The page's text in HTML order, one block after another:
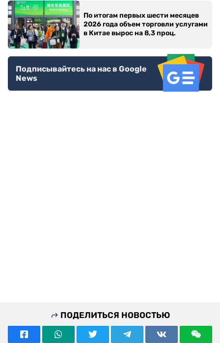
По итогам первых шести месяцев
2026 года объем торговли услугами
в Китае вырос на 8,3 проц.
Подписывайтесь на нас в Google
News
ПОДЕЛИТЬСЯ НОВОСТЬЮ